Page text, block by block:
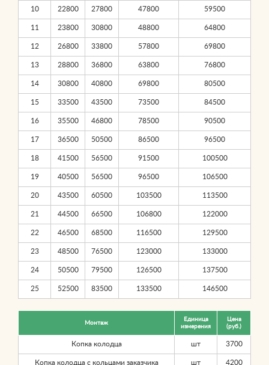
10 22800 27800 47800 59500
11 23800 30800 48800 64800
12 26800 33800 57800 69800
13 28800 36800 63800 76800
14 30800 40800 69800 80500
15 33500 43500 73500 84500
16 35500 46800 78500 90500
17 36500 50500 86500 96500
18 41500 56500 91500 100500
19 40500 56500 96500 106500
20 43500 60500 103500 113500
21 44500 66500 106800 122000
22 46500 68500 116500 129500
23 48500 76500 123000 133000
24 50500 79500 126500 137500
25 52500 83500 133500 146500
Монтаж
Единица
измерения
Цена
(руб.)
Копка колодца шт 3700
Копка колодца с кольцами заказчика шт 4200